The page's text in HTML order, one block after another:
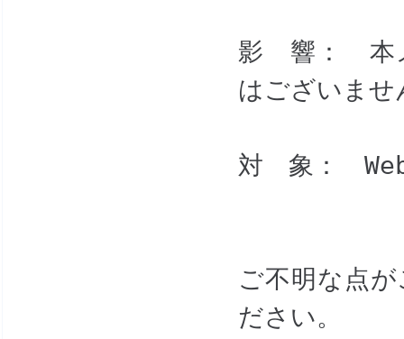
影 響： 本
はございませ
対 象： Web
ご不明な点
ださい。